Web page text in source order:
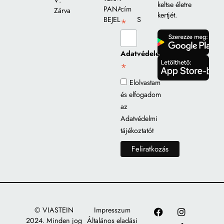
Zárva
PANASZ
BEJELENTÉS
cím
*
Adatvédelem
*
Elolvastam
és elfogadom
az
Adatvédelmi
tájékoztatót
keltse életre
kertjét.
gomb
gomb
© VIASTEIN
2024. Minden jog
Impresszum
Általános eladási